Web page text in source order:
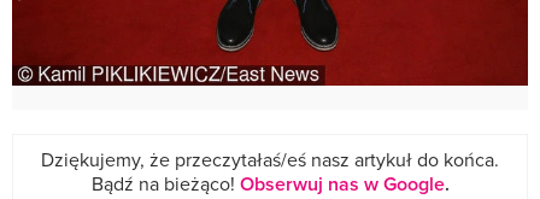
Dziękujemy, że przeczytałaś/eś nasz artykuł do końca.
Bądź na bieżąco! Obserwuj nas w Google.